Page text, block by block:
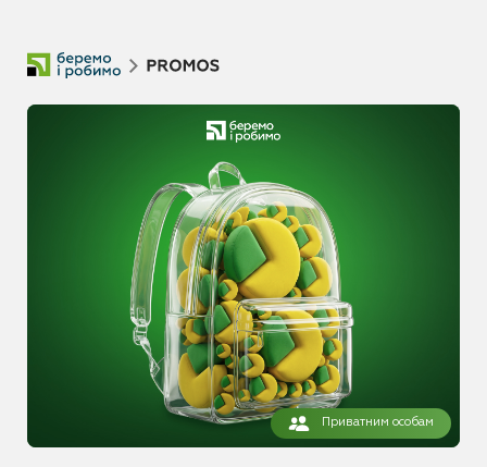
Приватним особам